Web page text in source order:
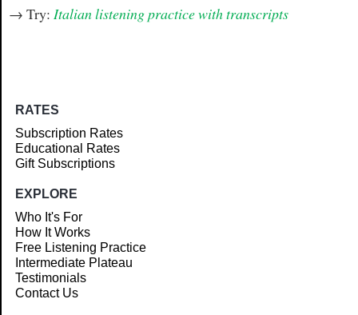
→ Try: Italian listening practice with transcripts
RATES
Subscription Rates
Educational Rates
Gift Subscriptions
EXPLORE
Who It's For
How It Works
Free Listening Practice
Intermediate Plateau
Testimonials
Contact Us